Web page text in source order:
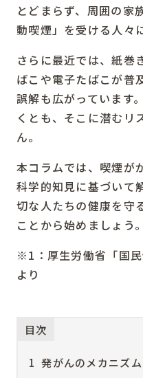
とどまらず、周囲の家
動喫煙」を受ける人々
さらに最近では、紙巻
ばこや電子たばこが普
誤解も広がっています
くとも、そこに潜むリ
ん。
本コラムでは、喫煙が
科学的知見に基づいて
切な人たちの健康を守
ことから始めましょう。
※1：厚生労働省「国
より
目次
1 発がんのメカニズム